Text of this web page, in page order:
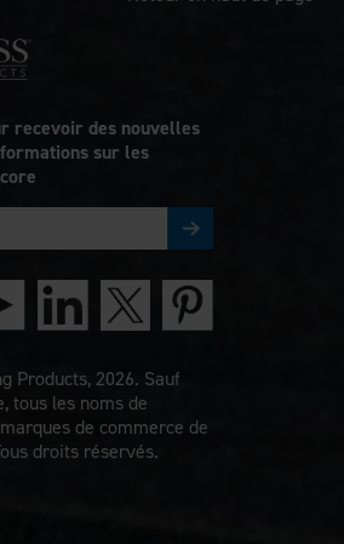
recevoir des nouvelles
sur les
Products, 2026. Sauf
tous les noms de
de commerce de
droits réservés.